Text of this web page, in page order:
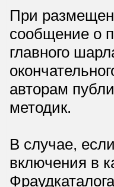
При
сообщение о
главного
авторам
методик.
В случае,
включения в